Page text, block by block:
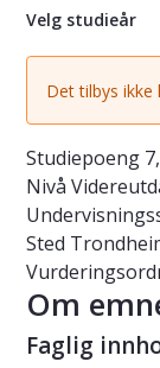
Velg studieår
Det tilbys ikke
Studiepoeng
Nivå
Sted
Om
Faglig